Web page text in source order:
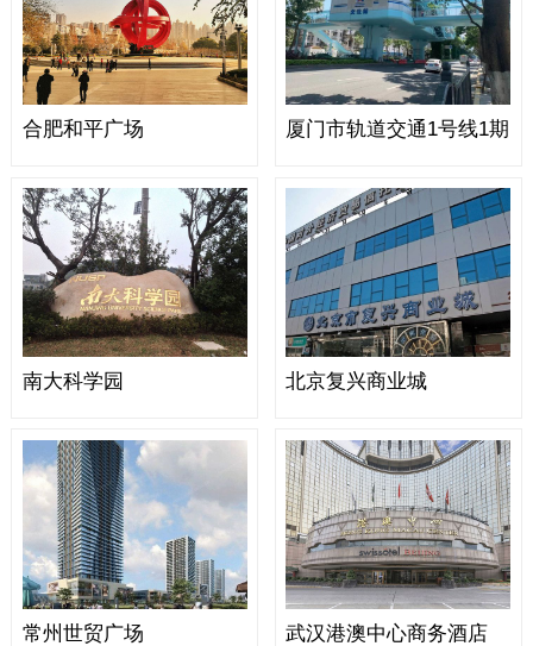
合肥和平广场 厦门市轨道交通1号线1期
南大科学园 北京复兴商业城
常州世贸广场 武汉港澳中心商务酒店